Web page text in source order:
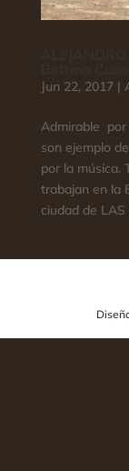
Jun 22, 2017|
Admirable por
son ejemplo
por la música.
trabajan en la
ciudad de LAS